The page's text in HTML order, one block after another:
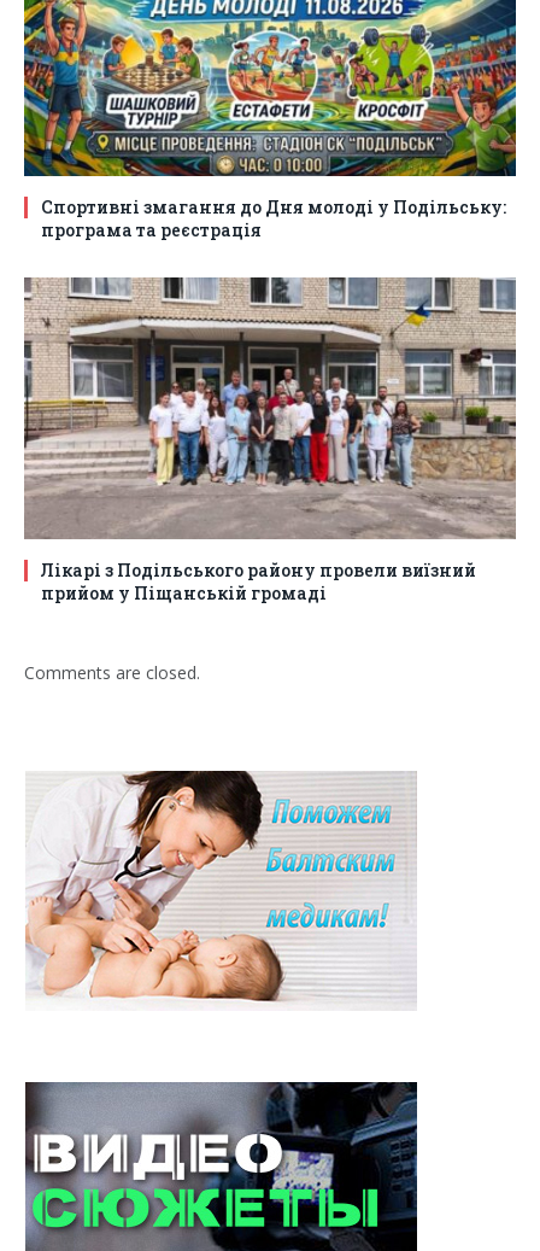
Спортивні змагання до Дня молоді у Подільську:
програма та реєстрація
Лікарі з Подільського району провели виїзний
прийом у Піщанській громаді
Comments are closed.